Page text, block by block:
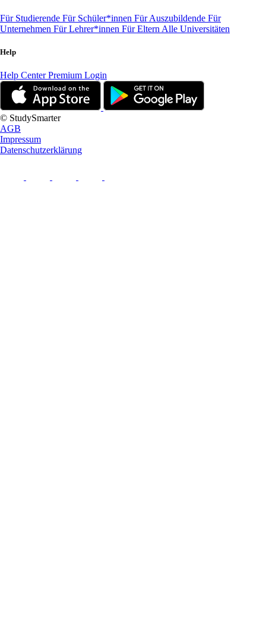
Für Studierende Für Schüler*innen Für Auszubildende Für
Unternehmen Für Lehrer*innen Für Eltern Alle Universitäten
Help
Help CenterPremium Login
© StudySmarter
AGB
Impressum
Datenschutzerklärung